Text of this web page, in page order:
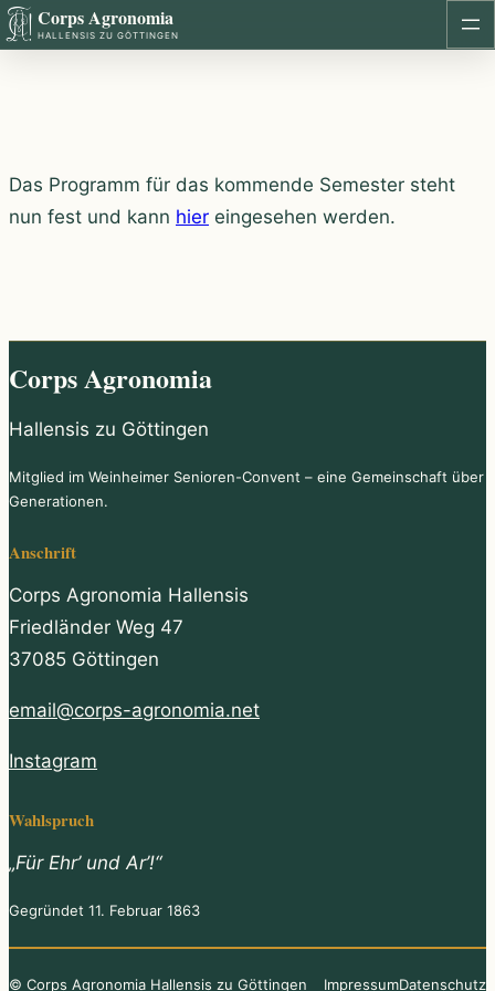
Zum
Inhalt
Corps Agronomia
HALLENSIS ZU GÖTTINGEN
Das Programm für das kommende Semester steht
nun fest und kann hier eingesehen werden.
Corps Agronomia
Hallensis zu Göttingen
Mitglied im Weinheimer Senioren-Convent – eine Gemeinschaft über
Generationen.
Anschrift
Corps Agronomia Hallensis
Friedländer Weg 47
37085 Göttingen
email@corps-agronomia.net
Instagram
Wahlspruch
„Für Ehr’ und Ar’!“
Gegründet 11. Februar 1863
© Corps Agronomia Hallensis zu Göttingen ImpressumDatenschutz